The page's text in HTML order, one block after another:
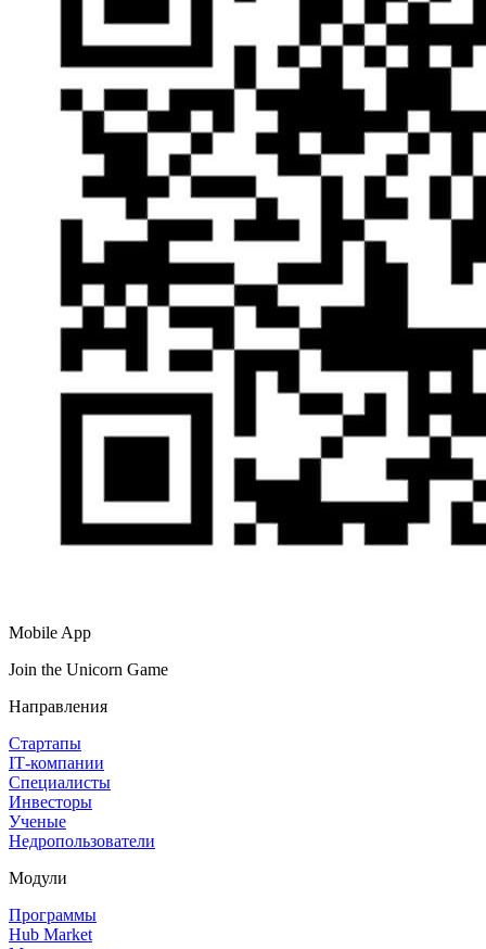
Mobile App
Join the Unicorn Game
Направления
Стартапы
IT‑компании
Специалисты
Инвесторы
Ученые
Недропользователи
Модули
Программы
Hub Market